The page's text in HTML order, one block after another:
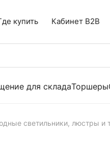
купить Кабинет B2B
для складаТоршеры
светильники, люстры и